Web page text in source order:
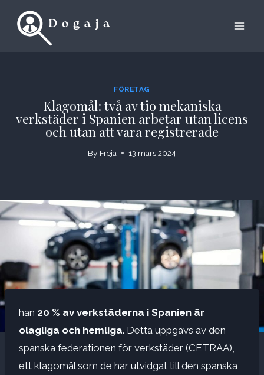
FÖRETAG
Klagomål: två av tio mekaniska
verkstäder i Spanien arbetar utan licens
och utan att vara registrerade
By Freja 13 mars 2024
han 20 % av verkstäderna i Spanien är
olagliga och hemliga. Detta uppgavs av den
spanska federationen för verkstäder (CETRAA),
ett klagomål som de har utvidgat till den spanska